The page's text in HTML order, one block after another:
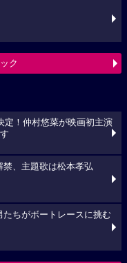
ク
定！仲村悠菜が映画初主演
禁、主題歌は松本孝弘
ちがボートレースに挑む